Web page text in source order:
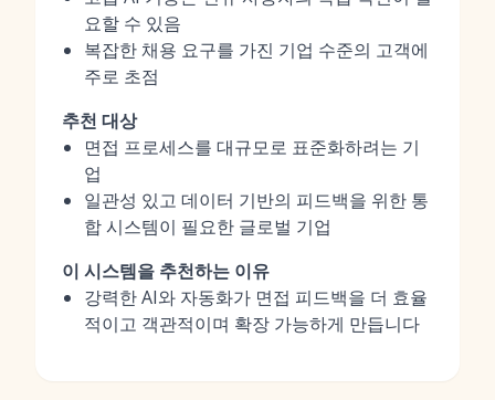
요할 수 있음
복잡한 채용 요구를 가진 기업 수준의 고객에
주로 초점
추천 대상
면접 프로세스를 대규모로 표준화하려는 기
업
일관성 있고 데이터 기반의 피드백을 위한 통
합 시스템이 필요한 글로벌 기업
이 시스템을 추천하는 이유
강력한 AI와 자동화가 면접 피드백을 더 효율
적이고 객관적이며 확장 가능하게 만듭니다